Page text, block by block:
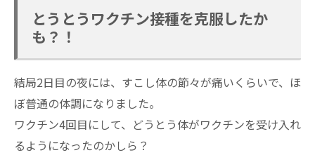
とうとうワクチン接種を克服したか
も？！
結局2日目の夜には、すこし体の節々が痛いくらいで、ほ
ぼ普通の体調になりました。
ワクチン4回目にして、どうとう体がワクチンを受け入れ
るようになったのかしら？